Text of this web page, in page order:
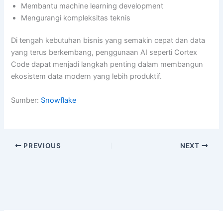
Membantu machine learning development
Mengurangi kompleksitas teknis
Di tengah kebutuhan bisnis yang semakin cepat dan data
yang terus berkembang, penggunaan AI seperti Cortex
Code dapat menjadi langkah penting dalam membangun
ekosistem data modern yang lebih produktif.
Sumber: Snowflake
PREVIOUS NEXT